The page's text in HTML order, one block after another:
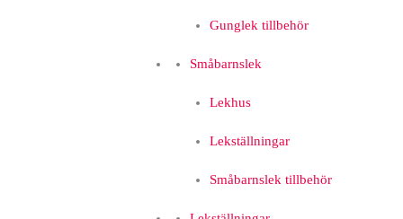
Gunglek tillbehör
Småbarnslek
Lekhus
Lekställningar
Småbarnslek tillbehör